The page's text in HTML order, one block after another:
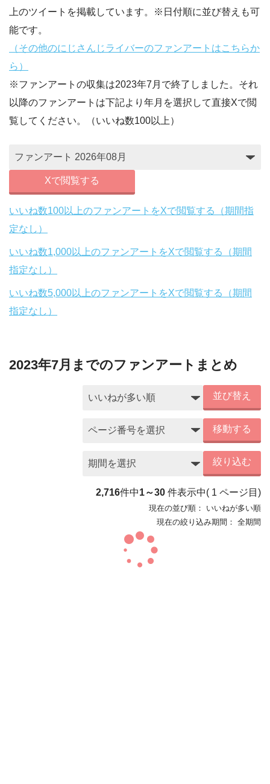
上のツイートを掲載しています。※日付順に並び替えも可
能です。
（その他のにじさんじライバーのファンアートはこちらか
ら）
※ファンアートの収集は2023年7月で終了しました。それ
以降のファンアートは下記より年月を選択して直接Xで閲
覧してください。（いいね数100以上）
Xで閲覧する
いいね数100以上のファンアートをXで閲覧する（期間指
定なし）
いいね数1,000以上のファンアートをXで閲覧する（期間
指定なし）
いいね数5,000以上のファンアートをXで閲覧する（期間
指定なし）
2023年7月までのファンアートまとめ
並び替え
移動する
絞り込む
2,716件中1～30 件表示中( 1 ページ目)
現在の並び順： いいねが多い順
現在の絞り込み期間： 全期間